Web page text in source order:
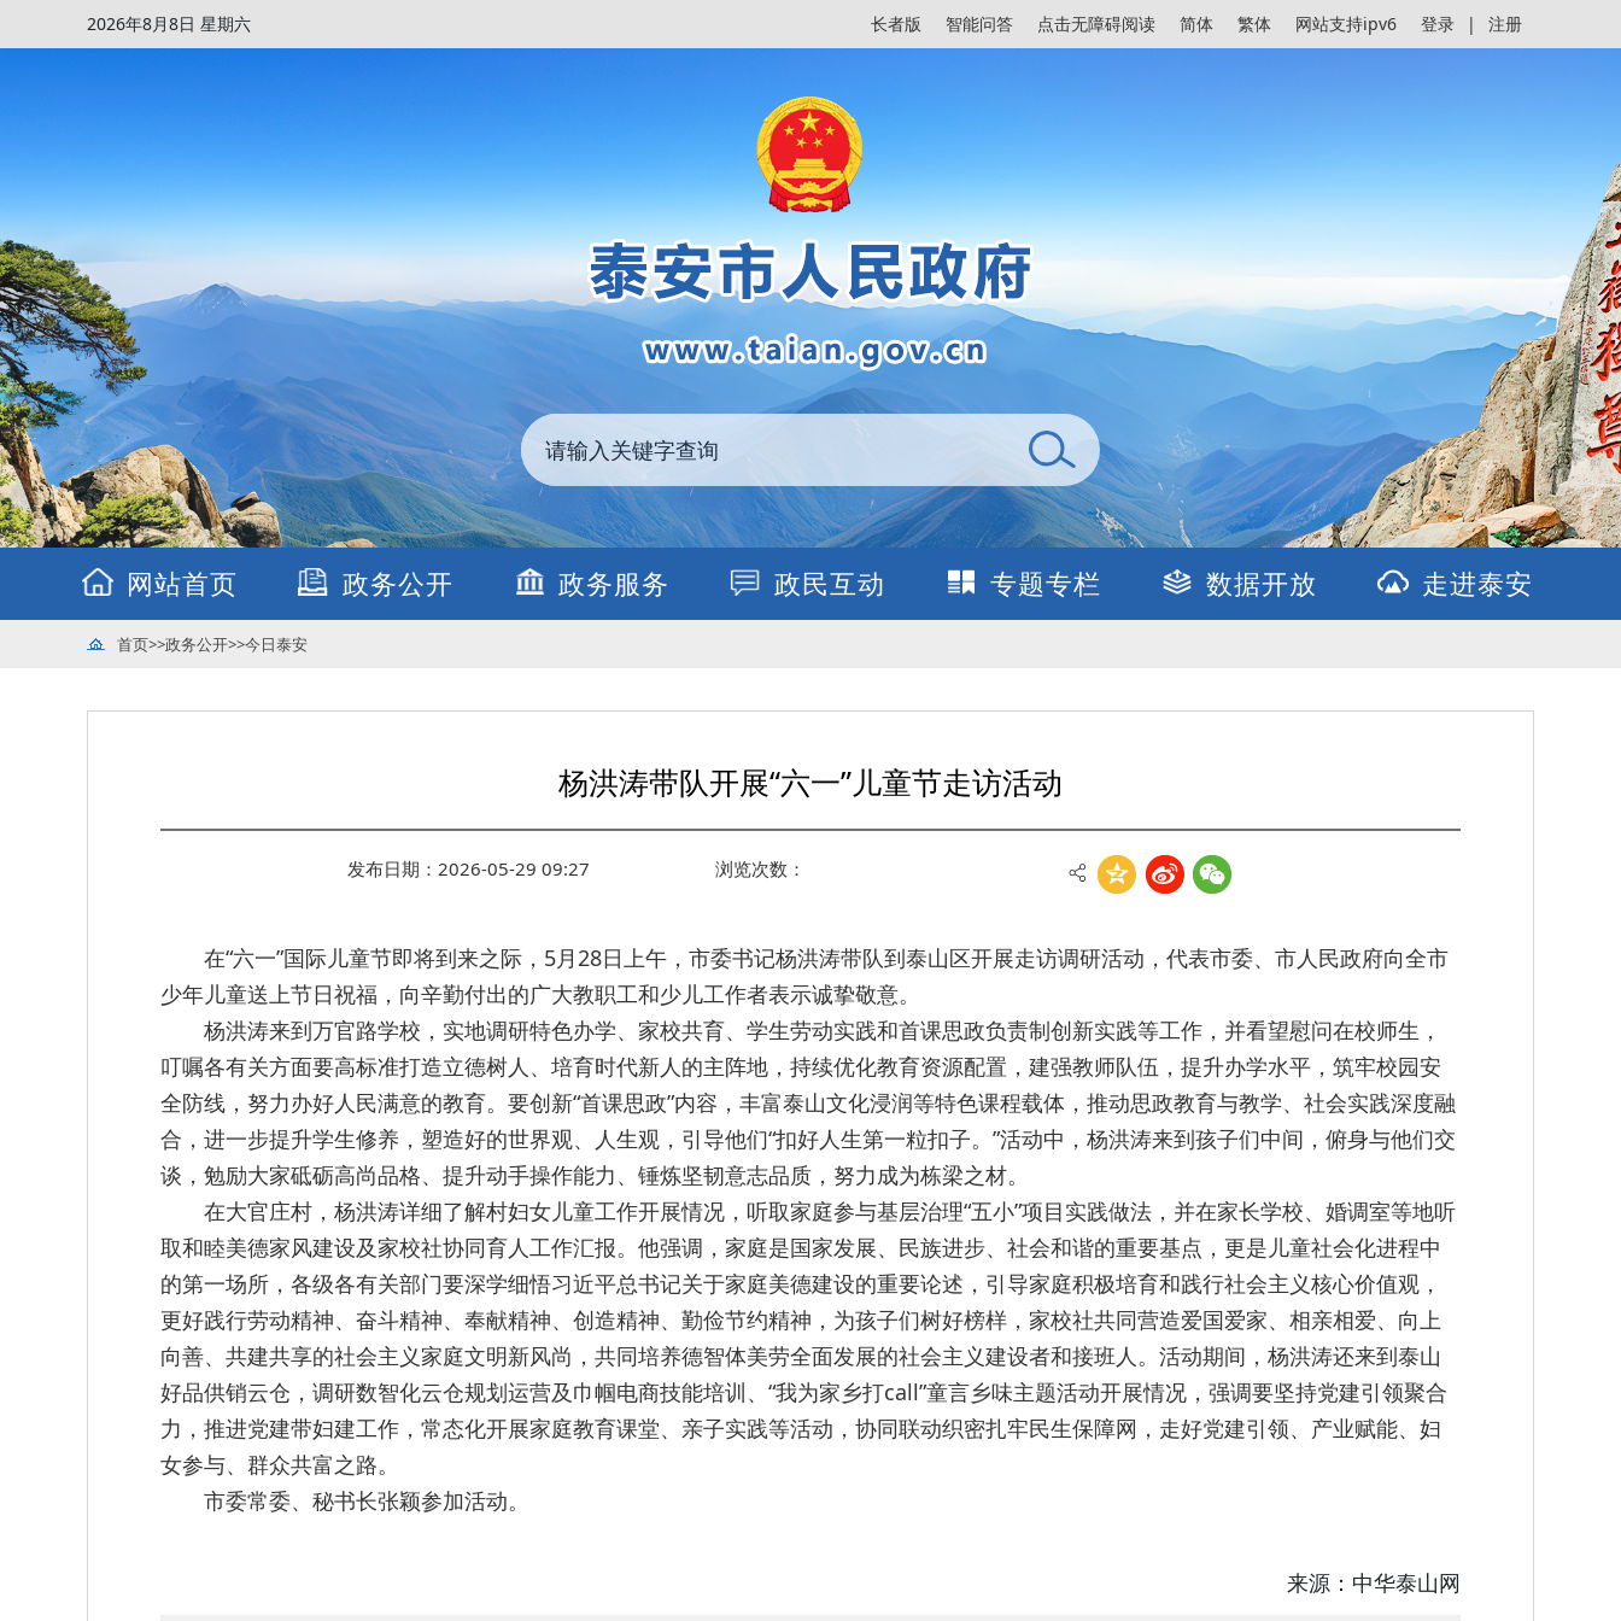
2026年8月8日 星期六 登录 | 注册
长者版 智能问答 点击无障碍阅读 简体 繁体 网站支持ipv6
网站首页 政务公开 政务服务 政民互动 专题专栏 数据开放 走进泰安
首页>>政务公开>>今日泰安
杨洪涛带队开展“六一”儿童节走访活动
发布日期：2026-05-29 09:27 浏览次数：
在“六一”国际儿童节即将到来之际，5月28日上午，市委书记杨洪涛带队到泰山区开展走访调研活动，代表市委、市人民政府向全市
少年儿童送上节日祝福，向辛勤付出的广大教职工和少儿工作者表示诚挚敬意。
杨洪涛来到万官路学校，实地调研特色办学、家校共育、学生劳动实践和首课思政负责制创新实践等工作，并看望慰问在校师生，
叮嘱各有关方面要高标准打造立德树人、培育时代新人的主阵地，持续优化教育资源配置，建强教师队伍，提升办学水平，筑牢校园安
全防线，努力办好人民满意的教育。要创新“首课思政”内容，丰富泰山文化浸润等特色课程载体，推动思政教育与教学、社会实践深度融
合，进一步提升学生修养，塑造好的世界观、人生观，引导他们“扣好人生第一粒扣子。”活动中，杨洪涛来到孩子们中间，俯身与他们交
谈，勉励大家砥砺高尚品格、提升动手操作能力、锤炼坚韧意志品质，努力成为栋梁之材。
在大官庄村，杨洪涛详细了解村妇女儿童工作开展情况，听取家庭参与基层治理“五小”项目实践做法，并在家长学校、婚调室等地听
取和睦美德家风建设及家校社协同育人工作汇报。他强调，家庭是国家发展、民族进步、社会和谐的重要基点，更是儿童社会化进程中
的第一场所，各级各有关部门要深学细悟习近平总书记关于家庭美德建设的重要论述，引导家庭积极培育和践行社会主义核心价值观，
更好践行劳动精神、奋斗精神、奉献精神、创造精神、勤俭节约精神，为孩子们树好榜样，家校社共同营造爱国爱家、相亲相爱、向上
向善、共建共享的社会主义家庭文明新风尚，共同培养德智体美劳全面发展的社会主义建设者和接班人。活动期间，杨洪涛还来到泰山
好品供销云仓，调研数智化云仓规划运营及巾帼电商技能培训、“我为家乡打call”童言乡味主题活动开展情况，强调要坚持党建引领聚合
力，推进党建带妇建工作，常态化开展家庭教育课堂、亲子实践等活动，协同联动织密扎牢民生保障网，走好党建引领、产业赋能、妇
女参与、群众共富之路。
市委常委、秘书长张颖参加活动。
来源： 中华泰山网